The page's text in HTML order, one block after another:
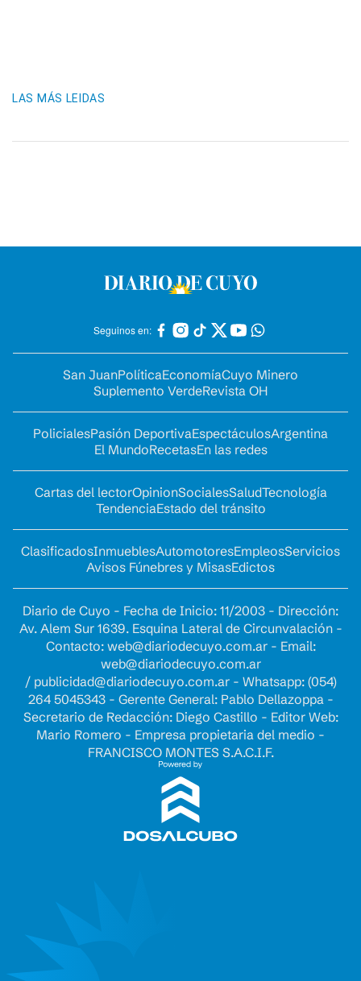
LAS MÁS LEIDAS
Seguinos en:
San JuanPolíticaEconomíaCuyo Minero
Suplemento VerdeRevista OH
PolicialesPasión DeportivaEspectáculosArgentina
El MundoRecetasEn las redes
Cartas del lectorOpinionSocialesSaludTecnología
TendenciaEstado del tránsito
ClasificadosInmueblesAutomotoresEmpleosServicios
Avisos Fúnebres y MisasEdictos
Diario de Cuyo - Fecha de Inicio: 11/2003 - Dirección:
Av. Alem Sur 1639. Esquina Lateral de Circunvalación -
Contacto: web@diariodecuyo.com.ar- Email:
web@diariodecuyo.com.ar
/ publicidad@diariodecuyo.com.ar- Whatsapp: (054)
264 5045343 - Gerente General: Pablo Dellazoppa -
Secretario de Redacción: Diego Castillo - Editor Web:
Mario Romero - Empresa propietaria del medio -
FRANCISCO MONTES S.A.C.I.F.